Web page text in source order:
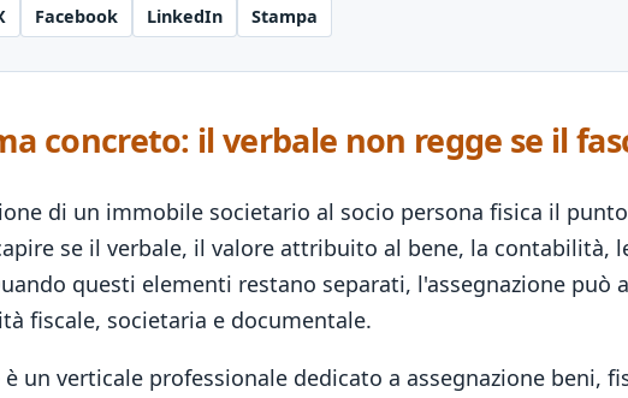
Facebook LinkedIn Stampa
concreto: il verbale non regge se il
di un immobile societario al socio persona fisica il
se il verbale, il valore attribuito al bene, la contabilità,
questi elementi restano separati, l'assegnazione
fiscale, societaria e documentale.
è un verticale professionale dedicato a assegnazione beni,